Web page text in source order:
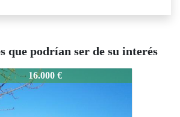
que podrían ser de su interés
16.000 €